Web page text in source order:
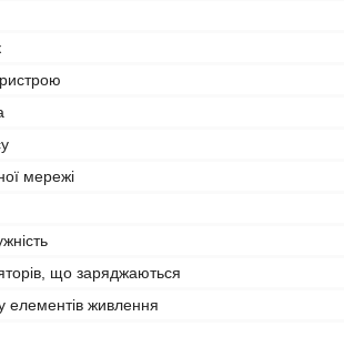
мережі
що заряджаються
елементів живлення